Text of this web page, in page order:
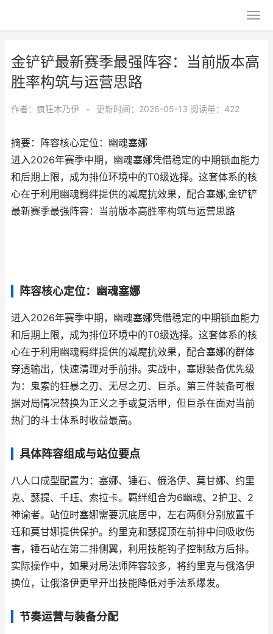
金铲铲最新赛季最强阵容：当前版本高
胜率构筑与运营思路
作者： 疯狂木乃伊 • 更新时间：2026-05-13 阅读量：422
摘要：阵容核心定位：幽魂塞娜
进入2026年赛季中期，幽魂塞娜凭借稳定的中期锁血能力
和后期上限，成为排位环境中的T0级选择。这套体系的核
心在于利用幽魂羁绊提供的减魔抗效果，配合塞娜,金铲铲
最新赛季最强阵容：当前版本高胜率构筑与运营思路
阵容核心定位：幽魂塞娜
进入2026年赛季中期，幽魂塞娜凭借稳定的中期锁血能力
和后期上限，成为排位环境中的T0级选择。这套体系的核
心在于利用幽魂羁绊提供的减魔抗效果，配合塞娜的群体
穿透输出，快速清理对手前排。实战中，塞娜装备优先级
为：鬼索的狂暴之刃、无尽之刃、巨杀。第三件装备可根
据对局情况替换为正义之手或复活甲，但巨杀在面对当前
热门的斗士体系时收益最高。
具体阵容组成与站位要点
八人口成型配置为：塞娜、锤石、俄洛伊、莫甘娜、约里
克、瑟提、千珏、索拉卡。羁绊组合为6幽魂、2护卫、2
神谕者。站位时塞娜需要沉底居中，左右两侧分别放置千
珏和莫甘娜提供保护。约里克和瑟提顶在前排中间吸收伤
害，锤石站在第二排侧翼，利用技能钩子控制敌方后排。
实际操作中，如果对局法师阵容较多，将约里克与俄洛伊
换位，让俄洛伊更早开出技能降低对手法系爆发。
节奏运营与装备分配